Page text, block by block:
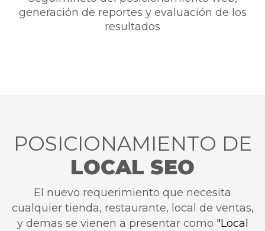
generación de reportes y evaluación de los
resultados
POSICIONAMIENTO DE
LOCAL SEO
El nuevo requerimiento que necesita
cualquier tienda, restaurante, local de ventas,
y demas se vienen a presentar como "Local